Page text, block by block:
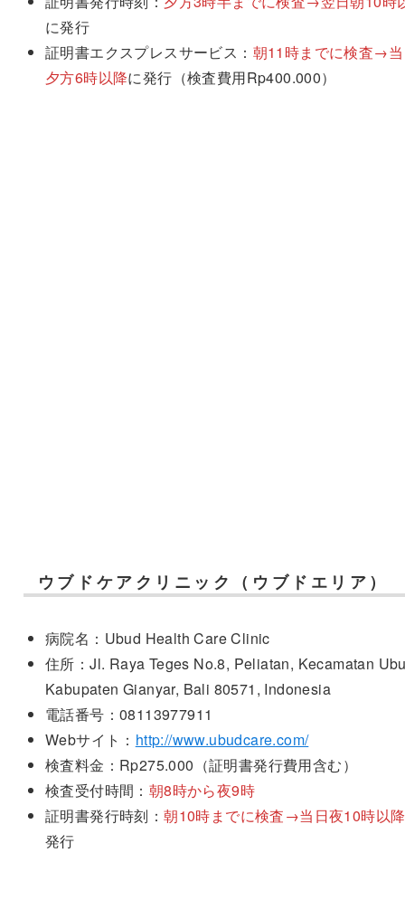
に発行
証明書エクスプレスサービス： 朝11時までに検査→
夕方6時以降に発行（検査費用Rp400.000）
ウブドケアクリニック（ウブドエリア）
病院名：Ubud Health Care Clinic
住所：Jl. Raya Teges No.8, Peliatan, Kecamatan
Kabupaten Gianyar, Bali 80571, Indonesia
電話番号：08113977911
Webサイト： http://www.ubudcare.com/
検査料金：Rp275.000（証明書発行費用含む）
検査受付時間： 朝8時から夜9時
証明書発行時刻：朝10時までに検査→当日夜10時以降
発行